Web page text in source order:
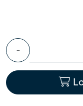
-
Tjenester